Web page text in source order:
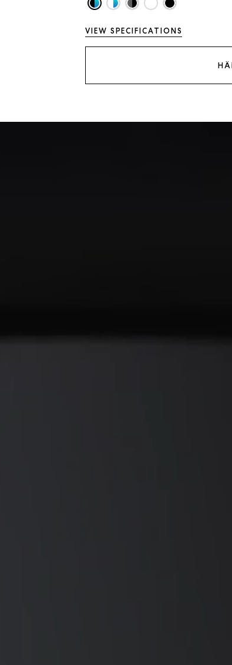
VIEW SPECIFICATIONS